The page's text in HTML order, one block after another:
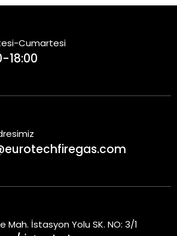
Cumartesi
18:00
Mah. İstasyon Yolu SK. NO: 3/1